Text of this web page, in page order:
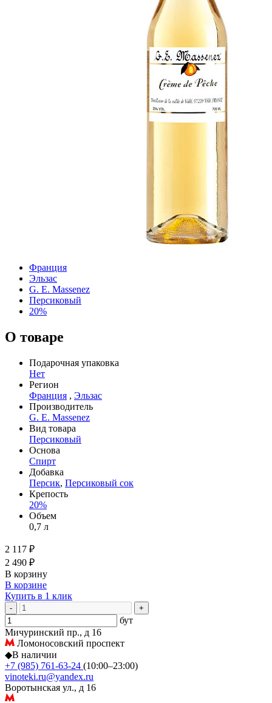
Франция
Эльзас
G. E. Massenez
Персиковый
20%
О товаре
Подарочная упаковка
Нет
Регион
Франция , Эльзас
Производитель
G. E. Massenez
Вид товара
Персиковый
Основа
Спирт
Добавка
Персик, Персиковый сок
Крепость
20%
Объем
0,7 л
2 117 ₽
2 490 ₽
В корзину
В корзине
Купить в 1 клик
- +
бут
Мичуринский пр., д 16
Ломоносовский проспект
◆В наличии
+7 (985) 761-63-24 (10:00–23:00)
vinoteki.ru@yandex.ru
Воротынская ул., д 16